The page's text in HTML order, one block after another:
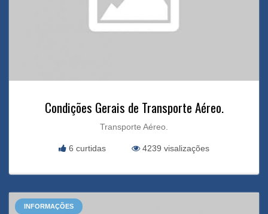
Condições Gerais de Transporte Aéreo.
Transporte Aéreo.
6 curtidas 4239 visalizações
INFORMAÇÕES